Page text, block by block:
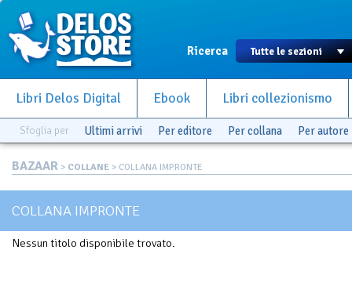
Ricerca
Libri Delos Digital Ebook Libri collezionismo
Sfoglia per Ultimi arrivi Per editore Per collana Per autore
BAZAAR > COLLANE > COLLANA IMPRONTE
COLLANA IMPRONTE
Nessun titolo disponibile trovato.